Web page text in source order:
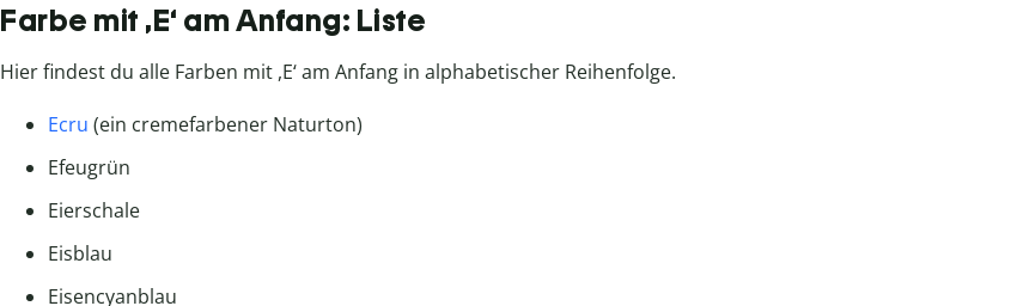
Farbe mit ,E‘ am Anfang: Liste
Hier findest du alle Farben mit ,E‘ am Anfang in alphabetischer Reihenfolge.
Ecru (ein cremefarbener Naturton)
Efeugrün
Eierschale
Eisblau
Eisencyanblau